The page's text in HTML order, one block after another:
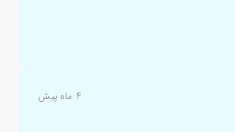
۴ ماه پیش